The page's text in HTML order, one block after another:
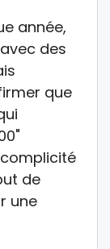
année,
des
que
de
une